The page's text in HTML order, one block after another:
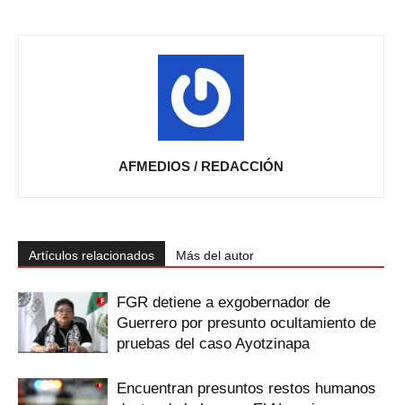
AFMEDIOS / REDACCIÓN
Artículos relacionados Más del autor
FGR detiene a exgobernador de
Guerrero por presunto ocultamiento de
pruebas del caso Ayotzinapa
Encuentran presuntos restos humanos